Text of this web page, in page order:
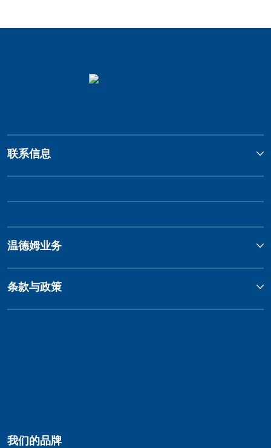
联系信息
温德姆业务
条款与政策
我们的品牌